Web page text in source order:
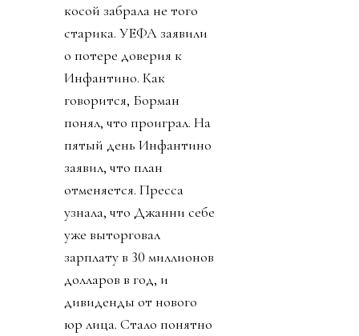
косой забрала не того
старика. УЕФА заявили
о потере доверия к
Инфантино. Как
говорится, Борман
понял, что проиграл. На
пятый день Инфантино
заявил, что план
отменяется. Пресса
узнала, что Джанни себе
уже выторговал
зарплату в 30 миллионов
долларов в год, и
дивиденды от нового
юр лица. Стало понятно